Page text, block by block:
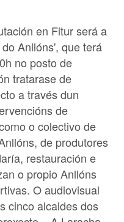
en Fitur será a
Anllóns', que terá
no posto de
tratarase de
a través dun
de
o colectivo de
de produtores
restauración e
o propio Anllóns
O audiovisual
cinco alcaldes dos